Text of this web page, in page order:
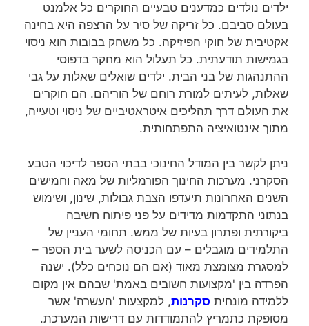
ילדים נולדים כמדענים טבעיים החוקרים כל אלמנט
בעולם סביבם. כל זריקה של סיר על הרצפה היא בחינה
אקטיבית של חוקי הפיזיקה. כל משחק בבובות הוא ניסוי
בגמישות תודעתית. כל תעלול הוא מחקר בדפוסי
ההתנהגות של בני הבית. ילדים שואלים שאלות על גבי
שאלות, לעיתים למורת רוחם של הוריהם. הם חוקרים
את העולם דרך תהליכים איטראטיביים של ניסוי וטעייה,
מתוך אינטואיציה התפתחותית.
ניתן לקשר בין המודל החינוכי בבתי הספר לדיכוי הטבע
הסקרני. מערכות החינוך הפורמליות של מאה וחמישים
השנים האחרונות תיעדפו הצבת גבולות, שינון, ושימוש
בנתוני התקדמות מדידים על פני פיתוח חשיבה
ביקורתית ופתרון בעיות של ממש. תחומי העניין של
התלמידים מוגבלים – עם הכניסה לשער בית הספר –
למסגרת מצומצת מאוד (אם הם נוכחים כלל). ישנה
הפרדה בין 'מקצועות חשובים באמת' שבהם אין מקום
ללמידה מונחית סקרנות, למקצעות 'העשרה' אשר
מסופקת כתמריץ להתמודדות עם דרישות המערכת.